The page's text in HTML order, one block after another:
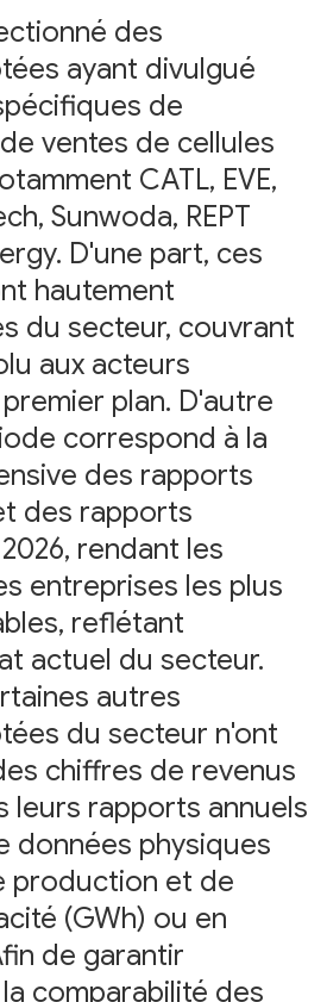
des
ayant divulgué
de
ventes de cellules
CATL, EVE,
Sunwoda, REPT
D'une part, ces
hautement
du secteur, couvrant
aux acteurs
plan. D'autre
correspond à la
des rapports
des rapports
rendant les
entreprises les plus
reflétant
actuel du secteur.
autres
du secteur n'ont
chiffres de revenus
leurs rapports annuels
données physiques
production et de
(GWh) ou en
de garantir
comparabilité des